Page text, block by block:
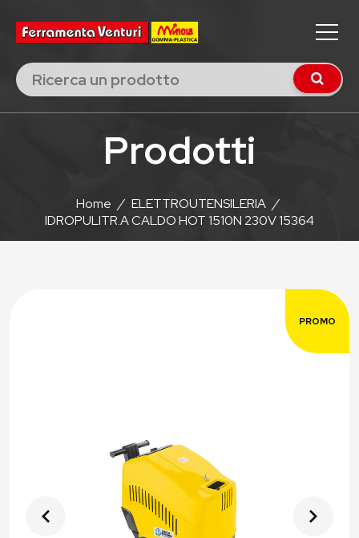
Prodotti
Home / ELETTROUTENSILERIA /
IDROPULITR.A CALDO HOT 1510N 230V 15364
PROMO